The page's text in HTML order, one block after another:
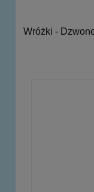
Wróżki -